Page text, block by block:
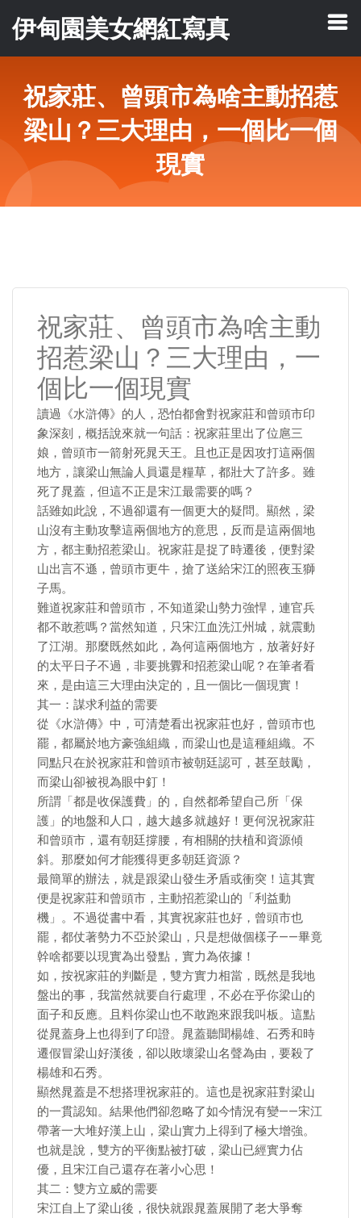
伊甸園美女網紅寫真
祝家莊、曾頭市為啥主動招惹
梁山？三大理由，一個比一個
現實
祝家莊、曾頭市為啥主動
招惹梁山？三大理由，一
個比一個現實
讀過《水滸傳》的人，恐怕都會對祝家莊和曾頭市印
象深刻，概括說來就一句話：祝家莊里出了位扈三
娘，曾頭市一箭射死晁天王。且也正是因攻打這兩個
地方，讓梁山無論人員還是糧草，都壯大了許多。雖
死了晁蓋，但這不正是宋江最需要的嗎？
話雖如此說，不過卻還有一個更大的疑問。顯然，梁
山沒有主動攻擊這兩個地方的意思，反而是這兩個地
方，都主動招惹梁山。祝家莊是捉了時遷後，便對梁
山出言不遜，曾頭市更牛，搶了送給宋江的照夜玉獅
子馬。
難道祝家莊和曾頭市，不知道梁山勢力強悍，連官兵
都不敢惹嗎？當然知道，只宋江血洗江州城，就震動
了江湖。那麼既然如此，為何這兩個地方，放著好好
的太平日子不過，非要挑釁和招惹梁山呢？在筆者看
來，是由這三大理由決定的，且一個比一個現實！
其一：謀求利益的需要
從《水滸傳》中，可清楚看出祝家莊也好，曾頭市也
罷，都屬於地方豪強組織，而梁山也是這種組織。不
同點只在於祝家莊和曾頭市被朝廷認可，甚至鼓勵，
而梁山卻被視為眼中釘！
所謂「都是收保護費」的，自然都希望自己所「保
護」的地盤和人口，越大越多就越好！更何況祝家莊
和曾頭市，還有朝廷撐腰，有相關的扶植和資源傾
斜。那麼如何才能獲得更多朝廷資源？
最簡單的辦法，就是跟梁山發生矛盾或衝突！這其實
便是祝家莊和曾頭市，主動招惹梁山的「利益動
機」。不過從書中看，其實祝家莊也好，曾頭市也
罷，都仗著勢力不亞於梁山，只是想做個樣子——畢竟
幹啥都要以現實為出發點，實力為依據！
如，按祝家莊的判斷是，雙方實力相當，既然是我地
盤出的事，我當然就要自行處理，不必在乎你梁山的
面子和反應。且料你梁山也不敢跑來跟我叫板。這點
從晁蓋身上也得到了印證。晁蓋聽聞楊雄、石秀和時
遷假冒梁山好漢後，卻以敗壞梁山名聲為由，要殺了
楊雄和石秀。
顯然晁蓋是不想搭理祝家莊的。這也是祝家莊對梁山
的一貫認知。結果他們卻忽略了如今情況有變——宋江
帶著一大堆好漢上山，梁山實力上得到了極大增強。
也就是說，雙方的平衡點被打破，梁山已經實力佔
優，且宋江自己還存在著小心思！
其二：雙方立威的需要
宋江自上了梁山後，很快就跟晁蓋展開了老大爭奪